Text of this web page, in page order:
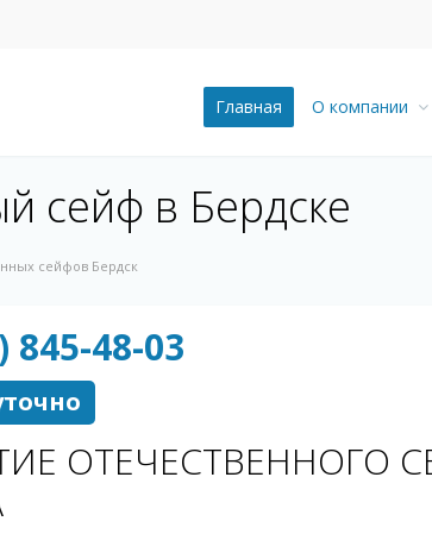
Главная О компании
сейф в Бердске
сейфов Бердск
845-48-03
ОТЕЧЕСТВЕННОГО